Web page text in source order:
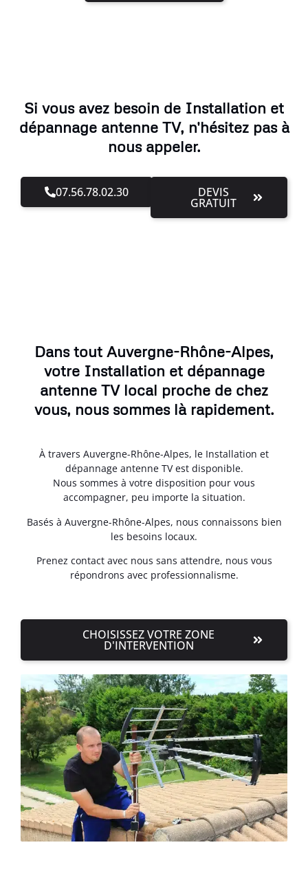
Si vous avez besoin de Installation et
dépannage antenne TV, n'hésitez pas à
nous appeler.
07.56.78.02.30 DEVIS
GRATUIT
Dans tout Auvergne-Rhône-Alpes,
votre Installation et dépannage
antenne TV local proche de chez
vous, nous sommes là rapidement.
À travers Auvergne-Rhône-Alpes, le Installation et
dépannage antenne TV est disponible.
Nous sommes à votre disposition pour vous
accompagner, peu importe la situation.
Basés à Auvergne-Rhône-Alpes, nous connaissons bien
les besoins locaux.
Prenez contact avec nous sans attendre, nous vous
répondrons avec professionnalisme.
CHOISISSEZ VOTRE ZONE
D'INTERVENTION